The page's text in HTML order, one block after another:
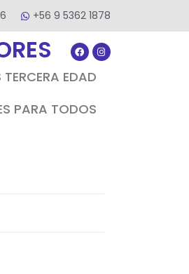
+56 9 5362 1878
EDAD
PARA TODOS